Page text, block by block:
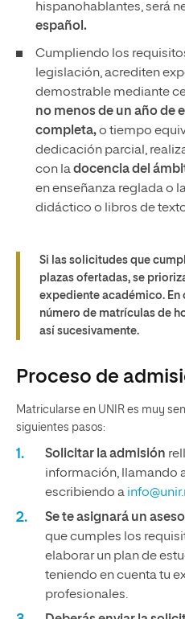
hispanohablantes, será
español.
Cumpliendo los
legislación, acrediten
demostrable mediante
no menos de un año de
completa,o tiempo
dedicación parcial,
con ladocencia del
en enseñanza reglada o
didáctico o libros de
Si las solicitudes que
plazas ofertadas, se
expediente académico. En
número de matrículas de
así sucesivamente.
Proceso de
Matricularse en UNIR es muy
siguientes pasos:
Solicitar la admisión
información, llamando
escribiendo a
Se te asignará un
que cumples los
elaborar un plan de
teniendo en cuenta tu
profesionales.